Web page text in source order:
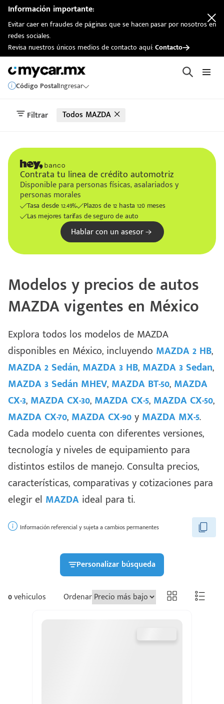
Información importante:
Evitar caer en fraudes de páginas que se hacen pasar por nosotros en
redes sociales.
Revisa nuestros únicos medios de contacto aquí:Contacto
Código PostalIngresar
Escríbenos
Código
Postal
Ingresar
Filtrar Todos MAZDA
Contrata tu linea de crédito automotriz
Disponible para personas físicas, asalariados y
personas morales
Tasa desde 12.49%
Plazos de 12 hasta 120 meses
Las mejores tarifas de seguro de auto
Hablar con un asesor
Modelos y precios de autos
MAZDA vigentes en México
Explora todos los modelos de MAZDA
disponibles en México, incluyendo MAZDA 2 HB,
MAZDA 2 Sedán, MAZDA 3 HB, MAZDA 3 Sedan,
MAZDA 3 Sedán MHEV, MAZDA BT-50, MAZDA
CX-3, MAZDA CX-30, MAZDA CX-5, MAZDA CX-50,
MAZDA CX-70, MAZDA CX-90y MAZDA MX-5.
Cada modelo cuenta con diferentes versiones,
tecnología y niveles de equipamiento para
distintos estilos de manejo. Consulta precios,
características, comparativas y cotizaciones para
elegir el MAZDA ideal para ti.
Información referencial y sujeta a cambios permanentes
Personalizar búsqueda
0vehiculos Ordenar